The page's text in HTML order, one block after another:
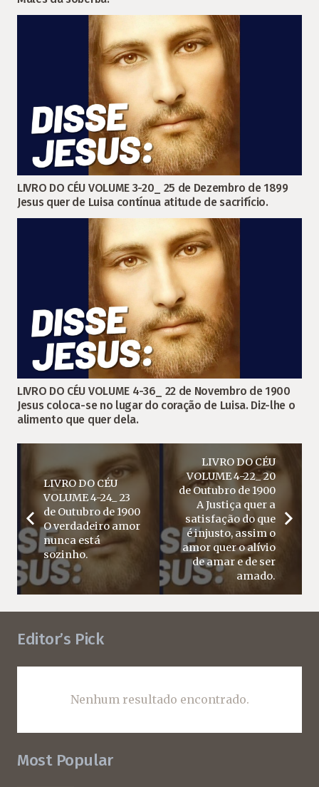
LIVRO DO CÉU VOLUME 3-20_ 25 de Dezembro de 1899
Jesus quer de Luisa contínua atitude de sacrifício.
LIVRO DO CÉU VOLUME 4-36_ 22 de Novembro de 1900
Jesus coloca-se no lugar do coração de Luisa. Diz-lhe o
alimento que quer dela.
LIVRO DO CÉU
VOLUME 4-24_ 23
de Outubro de 1900
O verdadeiro amor
nunca está
sozinho.
LIVRO DO CÉU
VOLUME 4-22_ 20
de Outubro de 1900
A Justiça quer a
satisfação do que
é injusto, assim o
amor quer o alívio
de amar e de ser
amado.
Editor’s Pick
Nenhum resultado encontrado.
Most Popular